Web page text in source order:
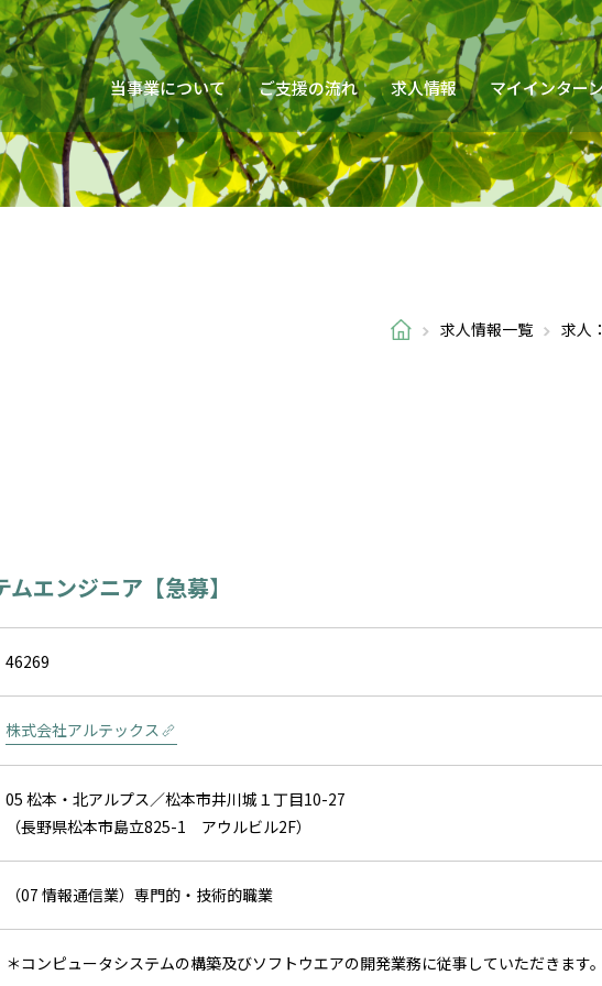
当事業について ご支援の流れ 求人情報 マイインター
求人情報一覧 求人
エンジニア【急募】
46269
株式会社アルテックス
05 松本・北アルプス／松本市井川城１丁目10-27
（長野県松本市島立825-1 アウルビル2F）
（07 情報通信業）専門的・技術的職業
＊コンピュータシステムの構築及びソフトウエアの開発業務に従事していただきます